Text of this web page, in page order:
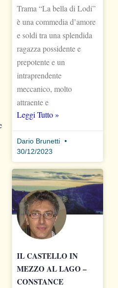
Trama “La bella di Lodi”
è una commedia d’amore
e soldi tra una splendida
ragazza possidente e
prepotente e un
intraprendente
meccanico, molto
attraente e
Leggi Tutto »
Dario Brunetti
30/12/2023
IL CASTELLO IN
MEZZO AL LAGO –
CONSTANCE